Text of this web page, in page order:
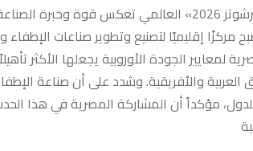
وأكد الدكتور نادر رياض، رئيس مجموعة بافاريا القابضة، أن مشاركة مصر في معرض «إنترشوتز 2026» العالمي
إقليميًا لتصنيع وتطوير صناعات الإطفاء
الجودة الأوروبية يجعلها الأكثر
400 مليون نسمة، إلى جانب الأسواق العربية والأفريقية. وشدد على أن
مؤكداً أن المشاركة المصرية في هذا